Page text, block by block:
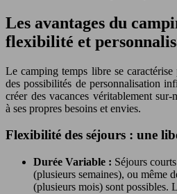
Les avantages du
flexibilité et
Le camping temps libre se
des possibilités de personnalisation
créer des vacances véritablement sur-
à ses propres besoins et envies.
Flexibilité des séjours : une
Durée Variable : Séjours
(plusieurs semaines), ou même
(plusieurs mois) sont possibles.